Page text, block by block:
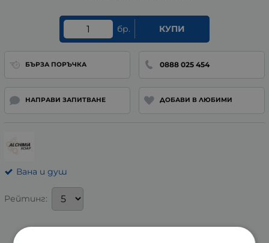
бр. КУПИ
БЪРЗА ПОРЪЧКА 0888 025 454
НАПРАВИ ЗАПИТВАНЕ ДОБАВИ В ЛЮБИМИ
Вана и душ
Рейтинг: